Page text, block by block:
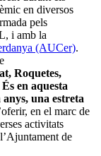
en diversos
pels
i amb la
(AUCer).
Roquetes,
en aquesta
una estreta
en el marc de
activitats
de